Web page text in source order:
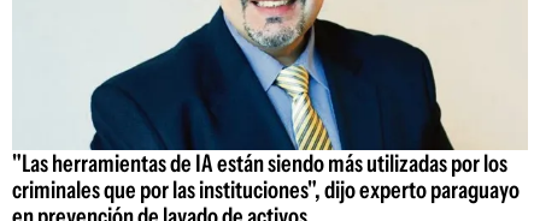
"Las herramientas de IA están siendo más utilizadas por los
criminales que por las instituciones", dijo experto paraguayo